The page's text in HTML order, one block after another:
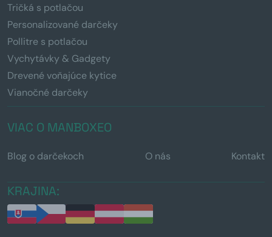
Tričká s potlačou
Personalizované darčeky
Pollitre s potlačou
Vychytávky & Gadgety
Drevené voňajúce kytice
Vianočné darčeky
VIAC O MANBOXEO
Blog o darčekoch O nás Kontakt
KRAJINA: